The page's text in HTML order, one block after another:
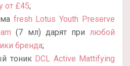
от £45;
fresh Lotus Youth Preserve
(7 мл) дарят при любой
бренда;
тоник DCL Active Mattifying